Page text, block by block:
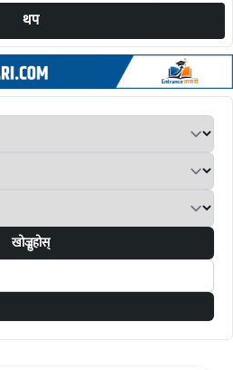
थप
खोज्नुहोस्